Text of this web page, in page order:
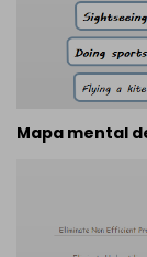
Mapa mental